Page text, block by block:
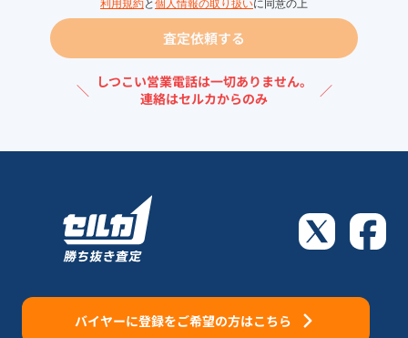
利用規約と 個人情報の取り扱いに同意の上
査定依頼する
＼ しつこい営業電話は一切ありません。
連絡はセルカからのみ
／
バイヤーに登録をご希望の方はこちら